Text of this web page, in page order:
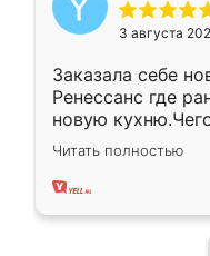
3 августа
Заказала себе
Ренессанс где
новую
вполне
два года,
Читать полностью